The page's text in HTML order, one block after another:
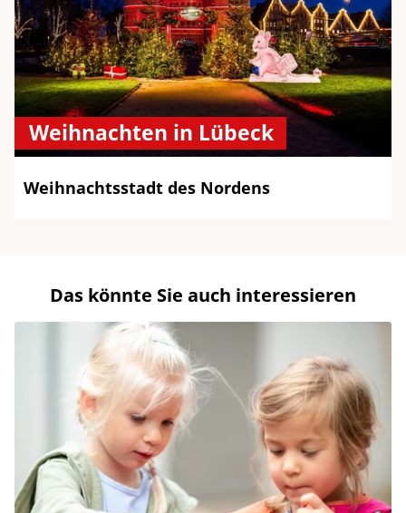
Weihnachten in Lübeck
Weihnachtsstadt des Nordens
Das könnte Sie auch interessieren